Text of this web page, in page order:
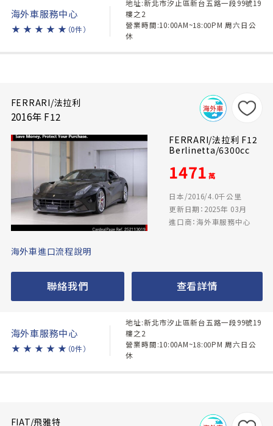
海外車服務中心
★ ★ ★ ★ ★ （0件）
地址:新北市汐止區新台五路一段99號19
樓之2
營業時間:10:00AM~18:00PM 周六日公
休
FERRARI/法拉利
2016年 F12
FERRARI/法拉利 F12
Berlinetta/6300cc
1471 萬
日本/2016/4.0千公里
更新日期：2025年 03月
進口商：海外車服務中心
海外車進口流程說明
聯絡我們 查看詳情
海外車服務中心
★ ★ ★ ★ ★ （0件）
地址:新北市汐止區新台五路一段99號19
樓之2
營業時間:10:00AM~18:00PM 周六日公
休
FIAT/飛雅特